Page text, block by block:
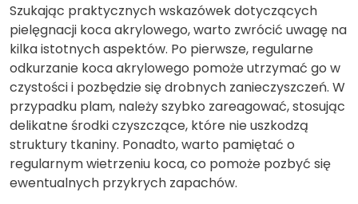
Szukając praktycznych wskazówek dotyczących
pielęgnacji koca akrylowego, warto zwrócić uwagę na
kilka istotnych aspektów. Po pierwsze, regularne
odkurzanie koca akrylowego pomoże utrzymać go w
czystości i pozbędzie się drobnych zanieczyszczeń. W
przypadku plam, należy szybko zareagować, stosując
delikatne środki czyszczące, które nie uszkodzą
struktury tkaniny. Ponadto, warto pamiętać o
regularnym wietrzeniu koca, co pomoże pozbyć się
ewentualnych przykrych zapachów.